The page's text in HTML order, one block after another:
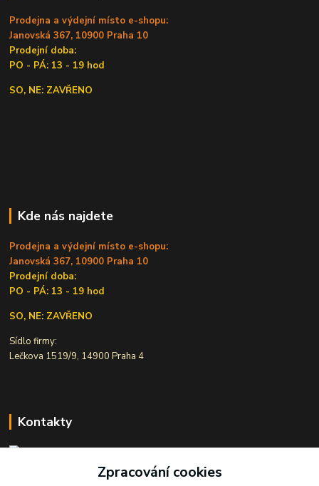
Prodejna a výdejní místo e-shopu:
Janovská 367, 10900 Praha 10
Prodejní doba:
PO - PÁ: 13 - 19 hod
SO, NE: ZAVŘENO
Kde nás najdete
Prodejna a výdejní místo e-shopu:
Janovská 367, 10900 Praha 10
Prodejní doba:
PO - PÁ: 13 - 19 hod
SO, NE: ZAVŘENO
Sídlo firmy:
Lečkova 1519/9, 14900 Praha 4
Kontakty
Ivana ŠikováZpracování cookies